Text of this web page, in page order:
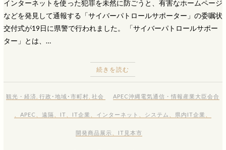
インターネットを使った犯罪を未然に防ごうと、有害なホームページ
などを発見して通報する「サイバーパトロールサポーター」の委嘱状
交付式が19日に県警で行われました。 「サイバーパトロールサポー
ター」とは、…
続きを読む
観光・経済 ,行政･地域･市町村 ,社会 APEC沖縄電気通信・情報産業大臣会合
APEC 、遠隔 IT IT企業 インターネット システム 県内IT企業
開発商品展示 IT見本市